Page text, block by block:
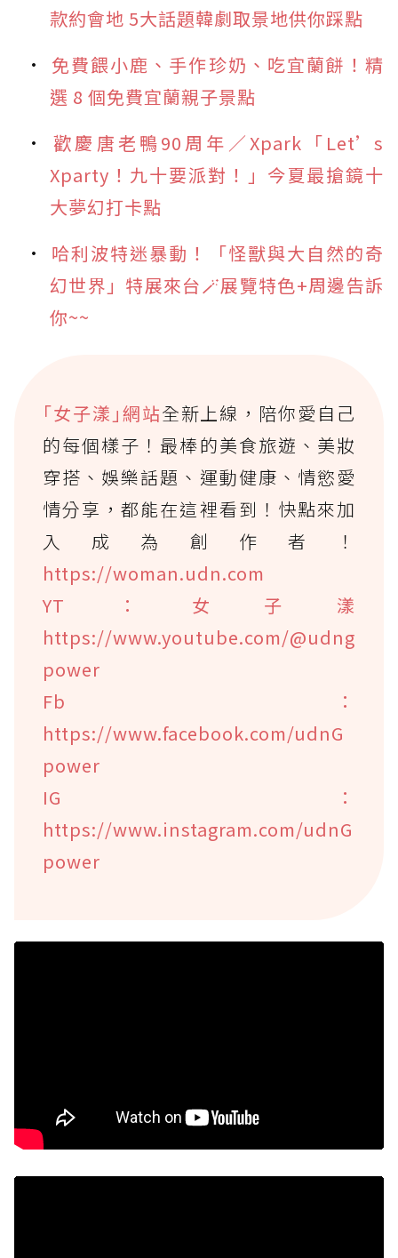
款約會地 5大話題韓劇取景地供你踩點
免費餵小鹿、手作珍奶、吃宜蘭餅！精
選 8 個免費宜蘭親子景點
歡慶唐老鴨90周年／Xpark「Let’s
Xparty！九十要派對！」今夏最搶鏡十
大夢幻打卡點
哈利波特迷暴動！「怪獸與大自然的奇
幻世界」特展來台🪄展覽特色+周邊告訴
你~~
｢女子漾｣網站全新上線，陪你愛自己
的每個樣子！最棒的美食旅遊、美妝
穿搭、娛樂話題、運動健康、情慾愛
情分享，都能在這裡看到！快點來加
入成為創作者！
https://woman.udn.com
YT：女子漾
https://www.youtube.com/@udng
power
Fb：
https://www.facebook.com/udnG
power
IG：
https://www.instagram.com/udnG
power